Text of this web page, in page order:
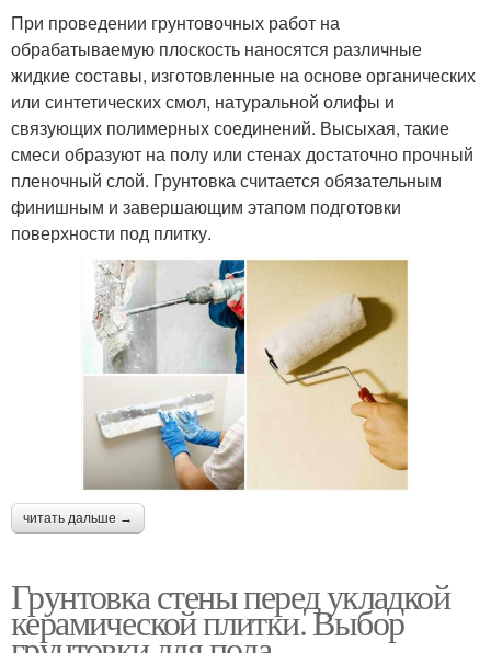
При проведении грунтовочных работ на
обрабатываемую плоскость наносятся различные
жидкие составы, изготовленные на основе органических
или синтетических смол, натуральной олифы и
связующих полимерных соединений. Высыхая, такие
смеси образуют на полу или стенах достаточно прочный
пленочный слой. Грунтовка считается обязательным
финишным и завершающим этапом подготовки
поверхности под плитку.
читать дальше →
Грунтовка стены перед укладкой
керамической плитки. Выбор